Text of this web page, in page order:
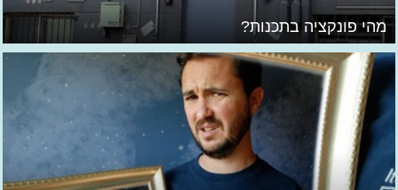
מהי פונקציה בתכנות?